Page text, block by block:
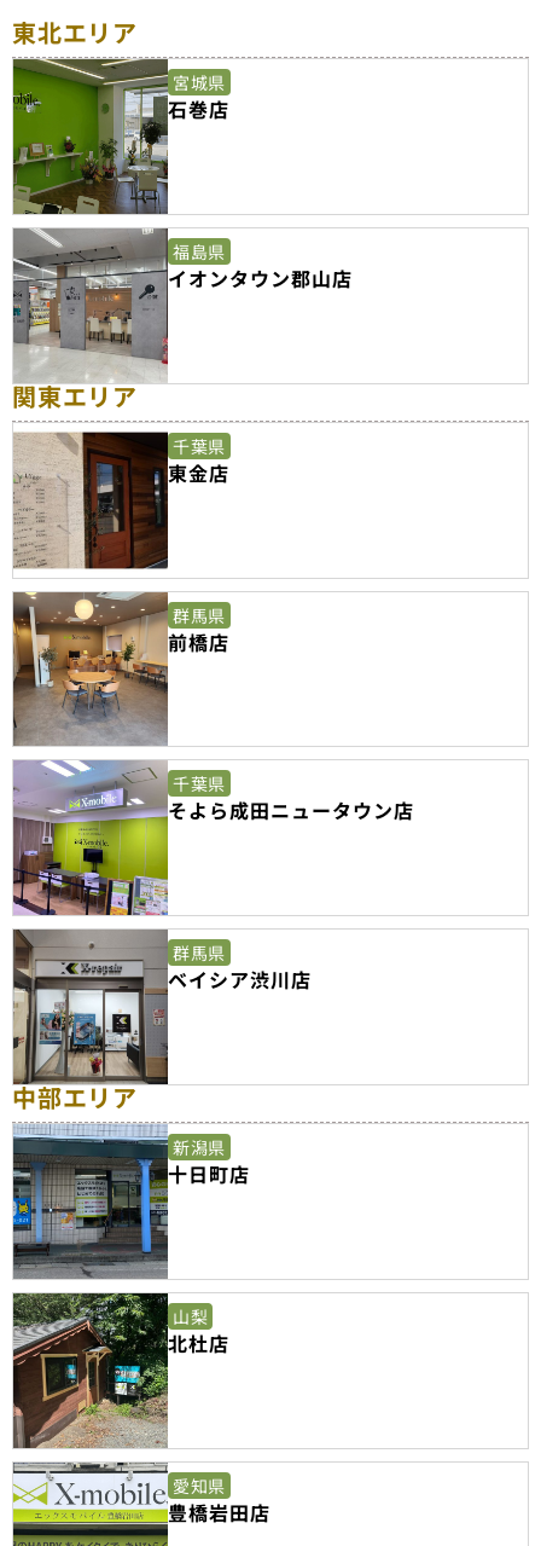
東北エリア
宮城県
石巻店
福島県
イオンタウン郡山店
関東エリア
千葉県
東金店
群馬県
前橋店
千葉県
そよら成田ニュータウン店
群馬県
ベイシア渋川店
中部エリア
新潟県
十日町店
山梨
北杜店
愛知県
豊橋岩田店